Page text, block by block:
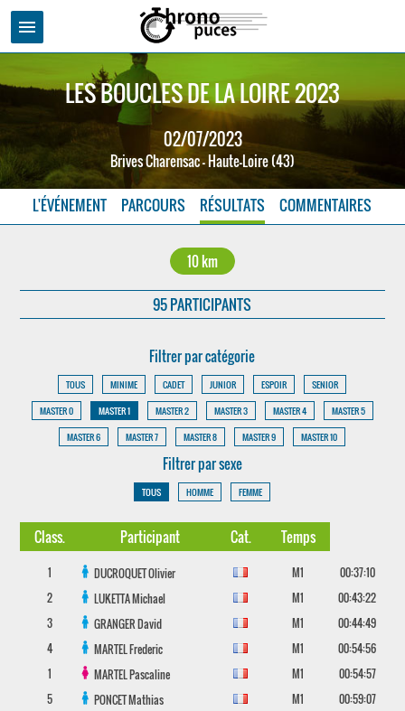
menu
LES BOUCLES DE LA LOIRE 2023
02/07/2023
Brives Charensac - Haute-Loire (43)
L'ÉVÉNEMENT PARCOURS RÉSULTATS COMMENTAIRES
10 km
95 PARTICIPANTS
Filtrer par catégorie
TOUS MINIME CADET JUNIOR ESPOIR
SENIOR
MASTER 0
MASTER 1 MASTER 2 MASTER 3 MASTER 4
MASTER 5
MASTER 6
MASTER 7 MASTER 8 MASTER 9 MASTER 10
Filtrer par sexe
TOUS HOMME FEMME
Class. Participant Cat. Temps
1 DUCROQUETOlivier M1
00:37:10
2
LUKETTAMichael M1
00:43:22
3
GRANGERDavid M1
00:44:49
4
MARTELFrederic M1
00:54:56
1
MARTELPascaline M1
00:54:57
5
PONCETMathias M1
00:59:07